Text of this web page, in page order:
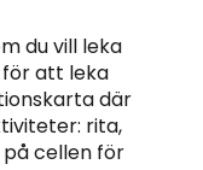
du vill leka
för att leka
där
rita,
cellen för